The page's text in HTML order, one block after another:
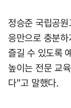
정승준 국립공
응만으로 충분
즐길 수 있도록
높이는 전문 교
다"고 말했다.